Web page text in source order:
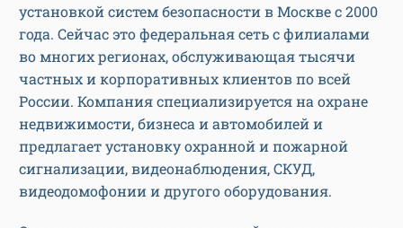
установкой систем безопасности в Москве с 2000
года. Сейчас это федеральная сеть с филиалами
во многих регионах, обслуживающая тысячи
частных и корпоративных клиентов по всей
России. Компания специализируется на охране
недвижимости, бизнеса и автомобилей и
предлагает установку охранной и пожарной
сигнализации, видеонаблюдения, СКУД,
видеодомофонии и другого оборудования.